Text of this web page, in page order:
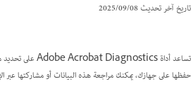
تاريخ آخر تحديث08‏/09‏/2025
حفظها على جهازك، يمكنك مراجعة هذه البيانات أو مشاركتها عبر